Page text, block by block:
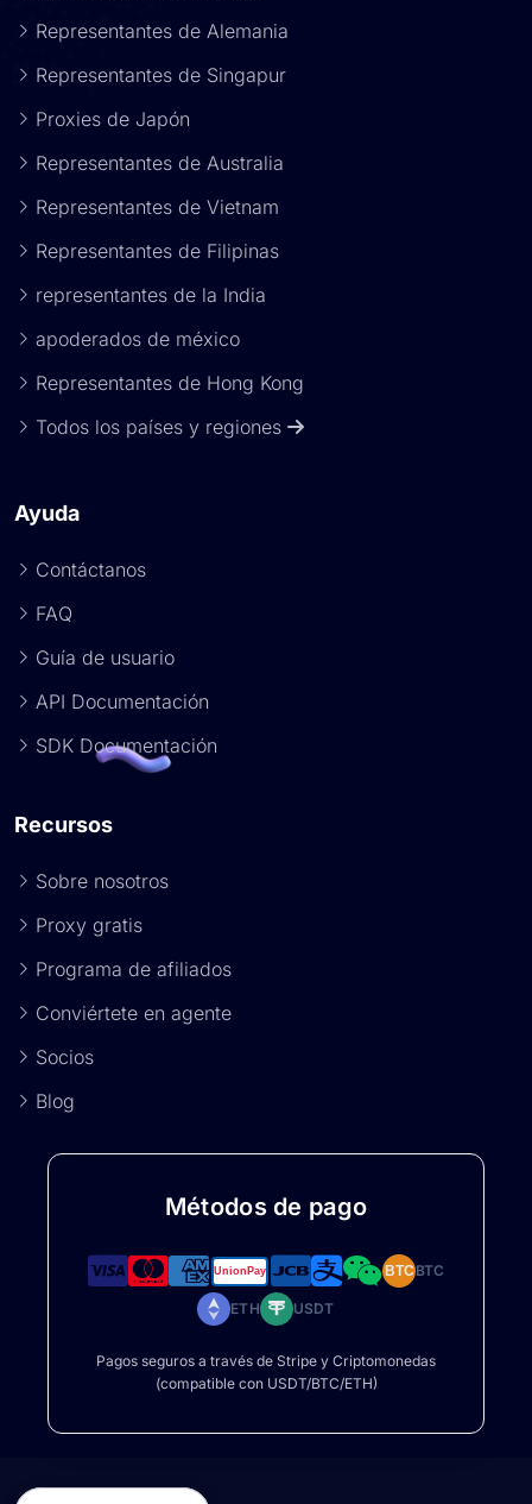
Representantes de Alemania
Representantes de Singapur
Proxies de Japón
Representantes de Australia
Representantes de Vietnam
Representantes de Filipinas
representantes de la India
apoderados de méxico
Representantes de Hong Kong
Todos los países y regiones
Ayuda
Contáctanos
FAQ
Guía de usuario
API Documentación
SDK Documentación
Recursos
Sobre nosotros
Proxy gratis
Programa de afiliados
Conviértete en agente
Socios
Blog
Métodos de pago
BTCBTC
ETH USDT
Pagos seguros a través de Stripe y Criptomonedas
(compatible con USDT/BTC/ETH)